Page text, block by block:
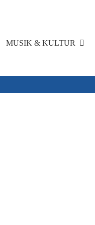
MUSIK & KULTUR